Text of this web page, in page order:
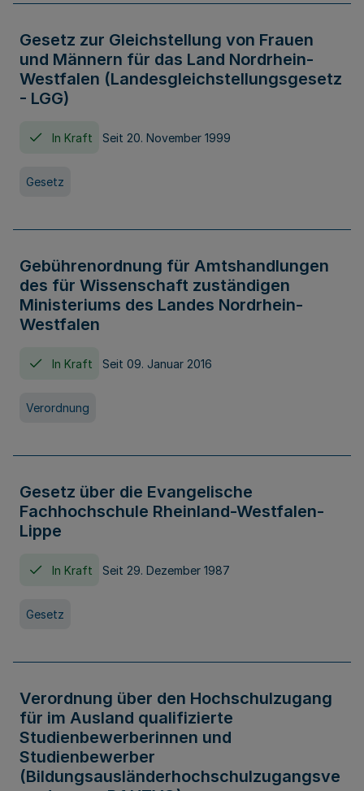
Gesetz zur Gleichstellung von Frauen
und Männern für das Land Nordrhein-
Westfalen (Landesgleichstellungsgesetz
- LGG)
In Kraft Seit 20. November 1999
Gesetz
Gebührenordnung für Amtshandlungen
des für Wissenschaft zuständigen
Ministeriums des Landes Nordrhein-
Westfalen
In Kraft Seit 09. Januar 2016
Verordnung
Gesetz über die Evangelische
Fachhochschule Rheinland-Westfalen-
Lippe
In Kraft Seit 29. Dezember 1987
Gesetz
Verordnung über den Hochschulzugang
für im Ausland qualifizierte
Studienbewerberinnen und
Studienbewerber
(Bildungsausländerhochschulzugangsve